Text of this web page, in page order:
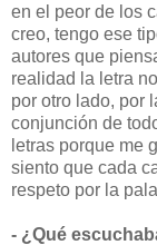
en el peor de los
creo, tengo ese
autores que
realidad la letra
por otro lado, por
conjunción de
letras porque me
siento que cada
respeto por la
- ¿Qué